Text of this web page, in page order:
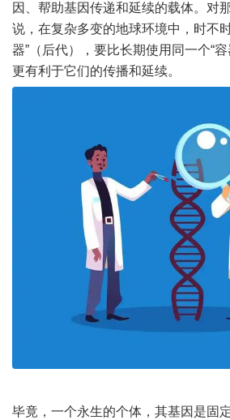
因、帮助基因传递和延续的载体。对
说，在复杂多变的地球环境中，时不
器”（后代），要比长期使用同一个“容
更有利于它们的传播和延续。
毕竟，一个永生的个体，其基因是固